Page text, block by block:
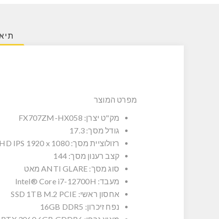
מפרט המוצר
מק"ט יצרן: FX707ZM-HX058
גודל מסך: 17.3
רזולוציית מסך: IPS 1920 x 1080
קצב רענון מסך: 144
סוג מסך: ANTI GLARE מאט
מעבד: Intel® Core i7-12700H
אחסון ראשי: SSD 1TB M.2 PCIE
נפח זיכרון: 16GB DDR5